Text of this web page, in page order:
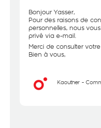
Bonjour Yasser,
Pour des raisons de
personnelles, nous
privé via e-mail.
Merci de consulter
Bien à vous,
Kaouther -